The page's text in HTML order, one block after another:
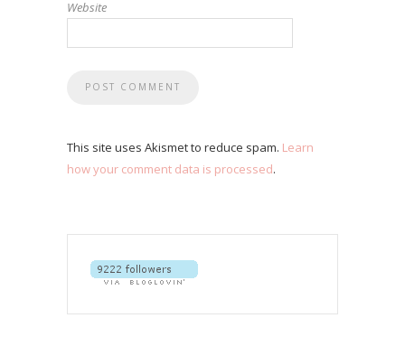
Website
This site uses Akismet to reduce spam. Learn
how your comment data is processed.